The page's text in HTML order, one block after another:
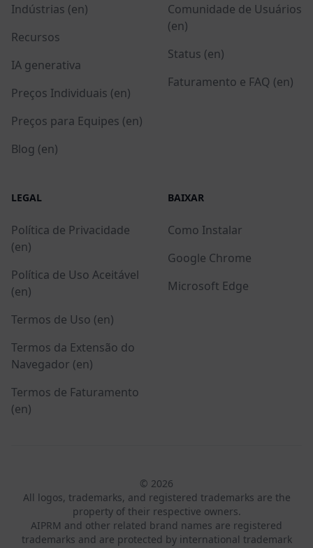
Indústrias (en)
Recursos
IA generativa
Preços Individuais (en)
Preços para Equipes (en)
Blog (en)
Comunidade de Usuários
(en)
Status (en)
Faturamento e FAQ (en)
LEGAL
Política de Privacidade
(en)
Política de Uso Aceitável
(en)
Termos de Uso (en)
Termos da Extensão do
Navegador (en)
Termos de Faturamento
(en)
BAIXAR
Como Instalar
Google Chrome
Microsoft Edge
© 2026
All logos, trademarks, and registered trademarks are the
property of their respective owners.
AIPRM and other related brand names are registered
trademarks and are protected by international trademark